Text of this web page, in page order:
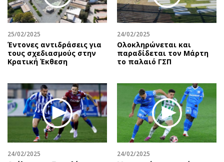
25/02/2025
Έντονες αντιδράσεις για
τους σχεδιασμούς στην
Κρατική Έκθεση
24/02/2025
Ολοκληρώνεται και
παραδίδεται τον Μάρτη
το παλαιό ΓΣΠ
24/02/2025 24/02/2025